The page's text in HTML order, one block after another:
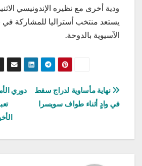
ودية أخرى مع نظيره الإندونيسي
يستعد منتخب أستراليا للمشاركة في
الآسيوية بالدوحة.
تصفّح
المقالات
دوري
نهاية مأساوية لدراج سقط
في وادٍ أثناء طواف سويسرا